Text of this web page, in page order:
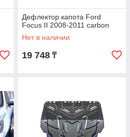
Дефлектор капота Ford
Focus II 2008-2011 carbon
Нет в наличии
19 748 ₸